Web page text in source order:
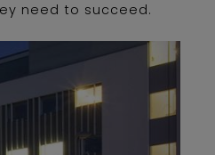
need to succeed.